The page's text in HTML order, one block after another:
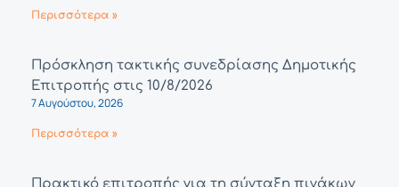
Περισσότερα »
Πρόσκληση τακτικής συνεδρίασης Δημοτικής
Επιτροπής στις 10/8/2026
7 Αυγούστου, 2026
Περισσότερα »
Πρακτικό επιτροπής για τη σύνταξη πινάκων